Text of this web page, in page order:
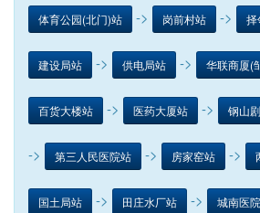
体育公园(北门)站 -> 岗前村站 -> 择
建设局站 -> 供电局站 -> 华联商厦(
百货大楼站 -> 医药大厦站 -> 钢山
-> 第三人民医院站 -> 房家窑站 ->
国土局站 -> 田庄水厂站 -> 城南医